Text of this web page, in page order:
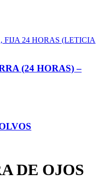
(24 HORAS) –
DE OJOS